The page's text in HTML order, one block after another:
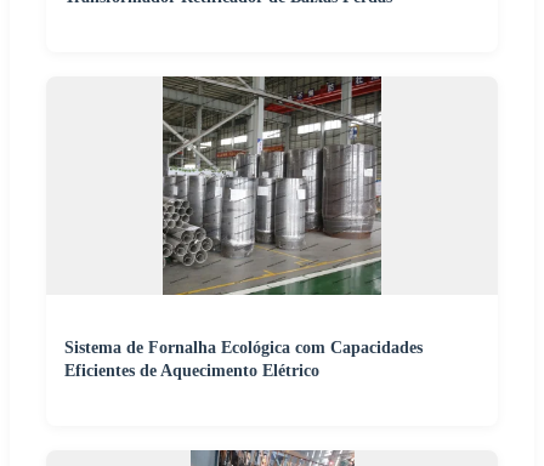
Sistema de Fornalha Ecológica com Capacidades
Eficientes de Aquecimento Elétrico